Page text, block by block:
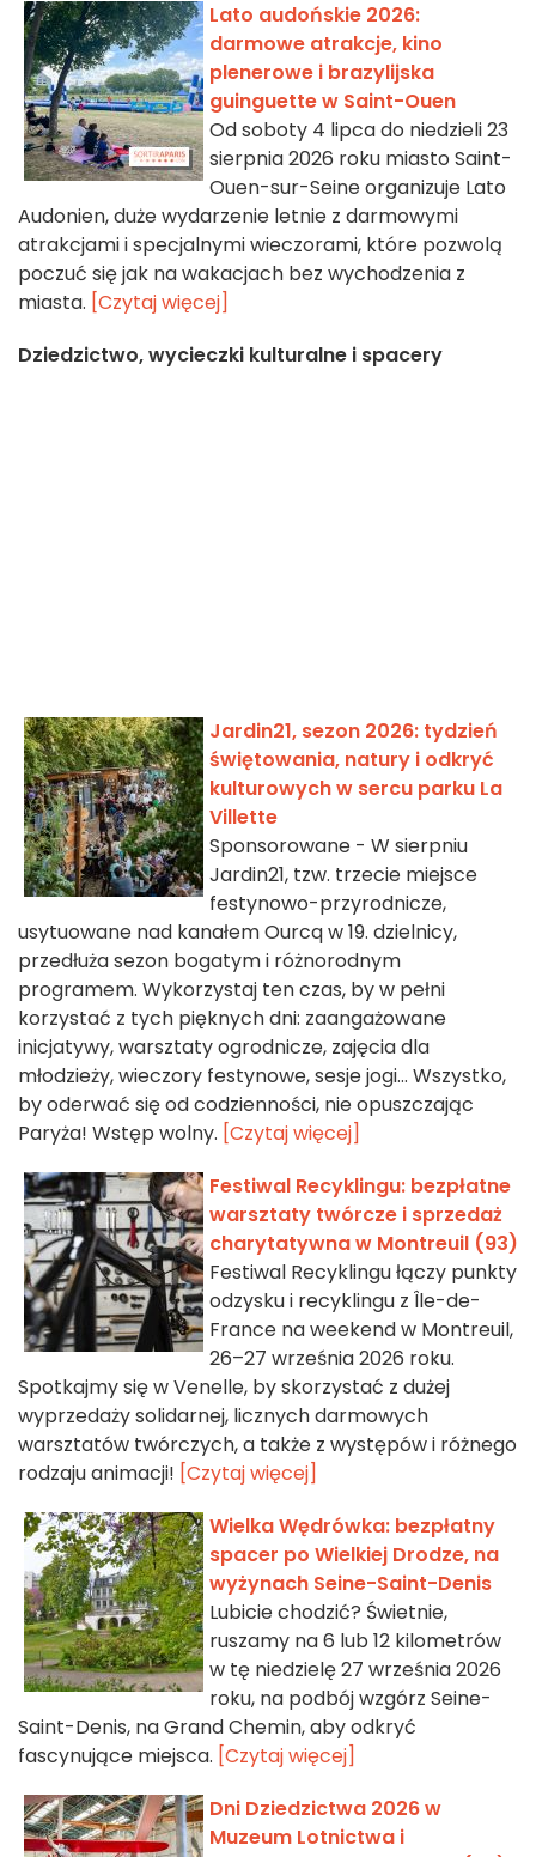
Lato audońskie 2026:
darmowe atrakcje, kino
plenerowe i brazylijska
guinguette w Saint-Ouen
Od soboty 4 lipca do niedzieli 23
sierpnia 2026 roku miasto Saint-
Ouen-sur-Seine organizuje Lato
Audonien, duże wydarzenie letnie z darmowymi
atrakcjami i specjalnymi wieczorami, które pozwolą
poczuć się jak na wakacjach bez wychodzenia z
miasta. [Czytaj więcej]
Dziedzictwo, wycieczki kulturalne i spacery
Jardin21, sezon 2026: tydzień
świętowania, natury i odkryć
kulturowych w sercu parku La
Villette
Sponsorowane - W sierpniu
Jardin21, tzw. trzecie miejsce
festynowo-przyrodnicze,
usytuowane nad kanałem Ourcq w 19. dzielnicy,
przedłuża sezon bogatym i różnorodnym
programem. Wykorzystaj ten czas, by w pełni
korzystać z tych pięknych dni: zaangażowane
inicjatywy, warsztaty ogrodnicze, zajęcia dla
młodzieży, wieczory festynowe, sesje jogi… Wszystko,
by oderwać się od codzienności, nie opuszczając
Paryża! Wstęp wolny. [Czytaj więcej]
Festiwal Recyklingu: bezpłatne
warsztaty twórcze i sprzedaż
charytatywna w Montreuil (93)
Festiwal Recyklingu łączy punkty
odzysku i recyklingu z Île-de-
France na weekend w Montreuil,
26–27 września 2026 roku.
Spotkajmy się w Venelle, by skorzystać z dużej
wyprzedaży solidarnej, licznych darmowych
warsztatów twórczych, a także z występów i różnego
rodzaju animacji! [Czytaj więcej]
Wielka Wędrówka: bezpłatny
spacer po Wielkiej Drodze, na
wyżynach Seine-Saint-Denis
Lubicie chodzić? Świetnie,
ruszamy na 6 lub 12 kilometrów
w tę niedzielę 27 września 2026
roku, na podbój wzgórz Seine-
Saint-Denis, na Grand Chemin, aby odkryć
fascynujące miejsca. [Czytaj więcej]
Dni Dziedzictwa 2026 w
Muzeum Lotnictwa i